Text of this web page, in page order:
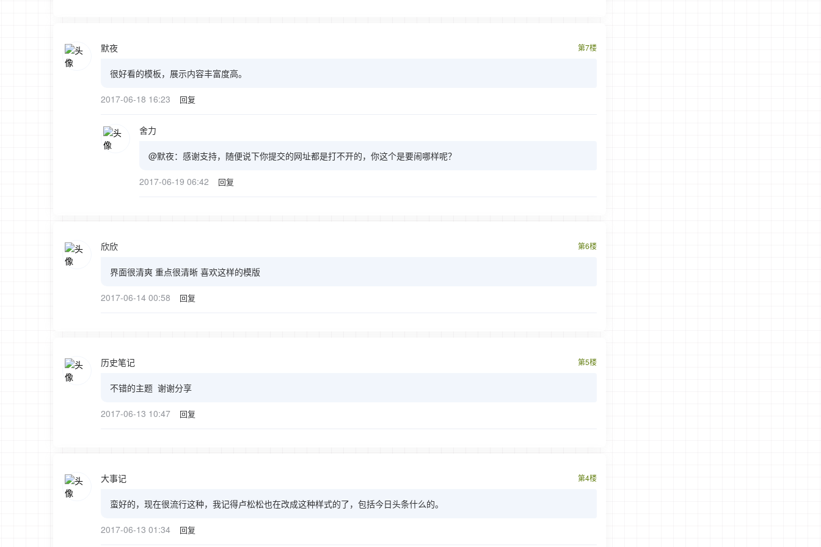
默夜 第7楼
很好看的模板，展示内容丰富度高。
2017-06-18 16:23 回复
舍力
@默夜：感谢支持，随便说下你提交的网址都是打不开的，你这个是要闹哪样呢？
2017-06-19 06:42 回复
欣欣 第6楼
界面很清爽 重点很清晰 喜欢这样的模版
2017-06-14 00:58 回复
历史笔记 第5楼
不错的主题 谢谢分享
2017-06-13 10:47 回复
大事记 第4楼
蛮好的，现在很流行这种，我记得卢松松也在改成这种样式的了，包括今日头条什么的。
2017-06-13 01:34 回复